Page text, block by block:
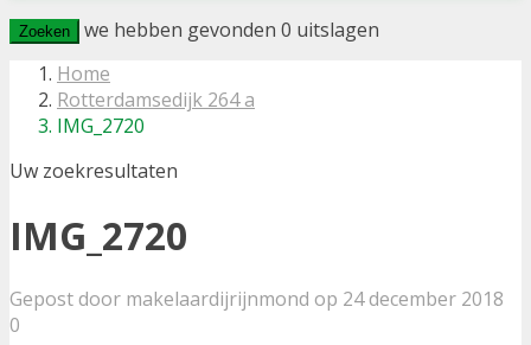
Zoeken we hebben gevonden 0 uitslagen
Home
Rotterdamsedijk 264 a
IMG_2720
Uw zoekresultaten
IMG_2720
Gepost door makelaardijrijnmond op 24 december 2018
0